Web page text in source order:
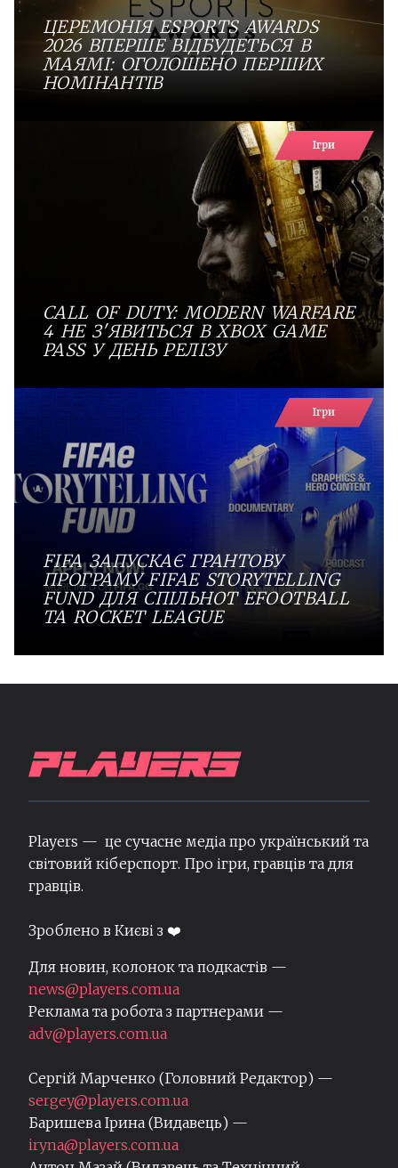
ЦЕРЕМОНІЯ ESPORTS AWARDS
2026 ВПЕРШЕ ВІДБУДЕТЬСЯ В
МАЯМІ: ОГОЛОШЕНО ПЕРШИХ
НОМІНАНТІВ
Ігри
CALL OF DUTY: MODERN WARFARE
4 НЕ З'ЯВИТЬСЯ В XBOX GAME
PASS У ДЕНЬ РЕЛІЗУ
Ігри
FIFA ЗАПУСКАЄ ГРАНТОВУ
ПРОГРАМУ FIFAE STORYTELLING
FUND ДЛЯ СПІЛЬНОТ EFOOTBALL
ТА ROCKET LEAGUE
Players — це сучасне медіа про український та
світовий кіберспорт. Про ігри, гравців та для
гравців.
Зроблено в Києві з ❤️
Для новин, колонок та подкастів —
news@players.com.ua
Реклама та робота з партнерами —
adv@players.com.ua
Сергій Марченко (Головний Редактор) —
sergey@players.com.ua
Баришева Ірина (Видавець) —
iryna@players.com.ua